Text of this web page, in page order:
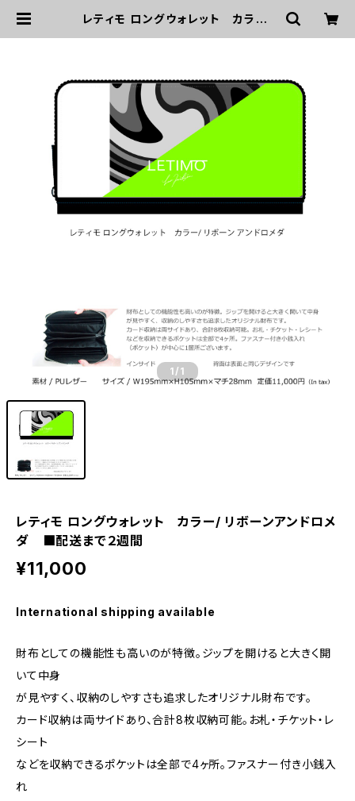
レティモ ロングウォレット カラー/
1 /1
レティモ ロングウォレット カラー/ リボーンアンドロメ
ダ ■配送まで２週間
¥11,000
International shipping available
財布としての機能性も高いのが特徴。ジップを開けると大きく開
いて中身
が見やすく、収納のしやすさも追求したオリジナル財布です。
カード収納は両サイドあり、合計8枚収納可能。お札・チケット・レ
シート
などを収納できるポケットは全部で4ヶ所。ファスナー付き小銭入
れ